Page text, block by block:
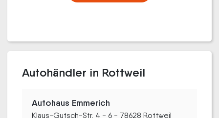
Autohändler in Rottweil
Autohaus Emmerich
Klaus-Gutsch-Str. 4 - 6 - 78628 Rottweil